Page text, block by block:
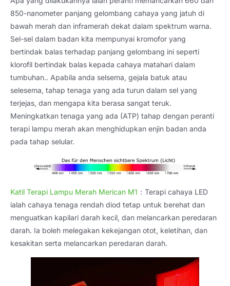
850-nanometer panjang gelombang cahaya yang jatuh di
bawah merah dan inframerah dekat dalam spektrum warna.
Sel-sel dalam badan kita mempunyai kromofor yang
bertindak balas terhadap panjang gelombang ini seperti
klorofil bertindak balas kepada cahaya matahari dalam
tumbuhan.. Apabila anda selsema, gejala batuk atau
selesema, tahap tenaga yang ada turun dalam sel yang
terjejas, dan mengapa kita berasa sangat teruk.
Meningkatkan tenaga yang ada (ATP) tahap dengan peranti
terapi lampu merah akan menghidupkan enjin badan anda
pada tahap selular.
Katil Terapi Lampu Merah Merican M1 ：Terapi cahaya LED
ialah cahaya tenaga rendah diod tetap untuk berehat dan
menguatkan kapilari darah kecil, dan melancarkan peredaran
darah. Ia boleh melegakan kekejangan otot, keletihan, dan
kesakitan serta melancarkan peredaran darah.